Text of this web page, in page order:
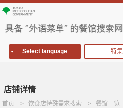
Select language 特集
店铺详情
首页 饮食店特殊需求搜索 餐馆一览